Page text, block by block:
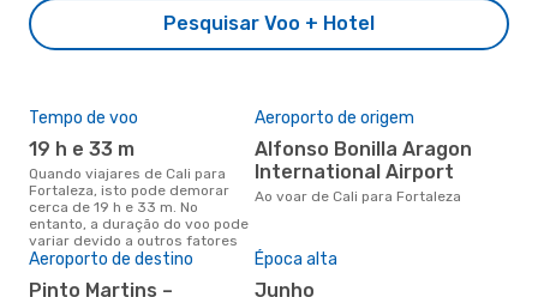
Pesquisar Voo + Hotel
Tempo de voo
19 h e 33 m
Quando viajares de Cali para
Fortaleza, isto pode demorar
cerca de 19 h e 33 m. No
entanto, a duração do voo pode
variar devido a outros fatores
Aeroporto de origem
Alfonso Bonilla Aragon
International Airport
Ao voar de Cali para Fortaleza
Aeroporto de destino
Pinto Martins –
Época alta
junho